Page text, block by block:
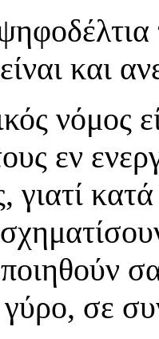
και
νόμος
εν
γιατί
σε